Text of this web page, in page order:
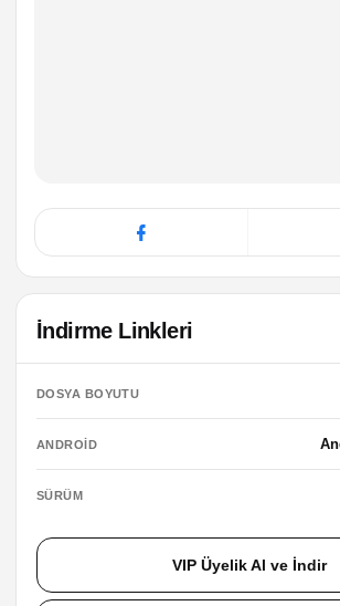
İndirme Linkleri
DOSYA BOYUTU
ANDROID
SÜRÜM
VIP Üyelik Al ve İndir